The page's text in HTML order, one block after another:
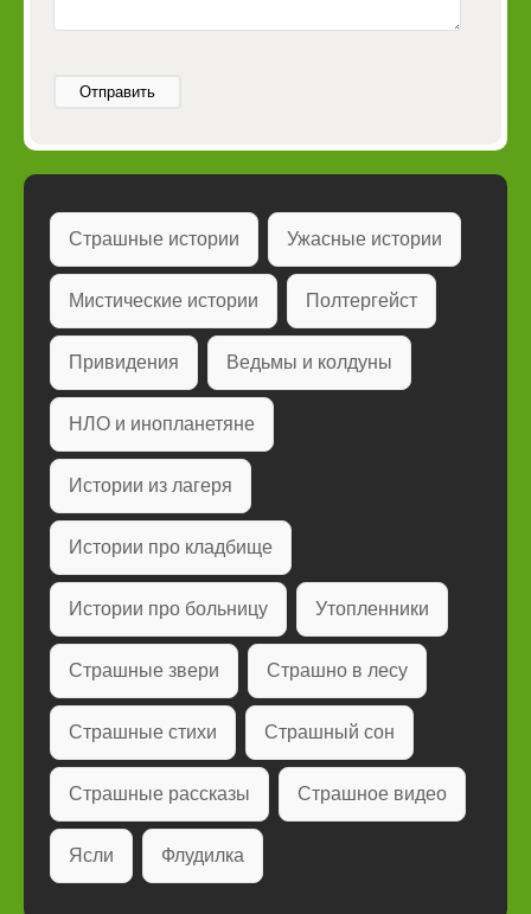
Отправить
Страшные истории Ужасные истории
Мистические истории Полтергейст
Привидения Ведьмы и колдуны
НЛО и инопланетяне
Истории из лагеря
Истории про кладбище
Истории про больницу Утопленники
Страшные звери Страшно в лесу
Страшные стихи Страшный сон
Страшные рассказы Страшное видео
Ясли Флудилка